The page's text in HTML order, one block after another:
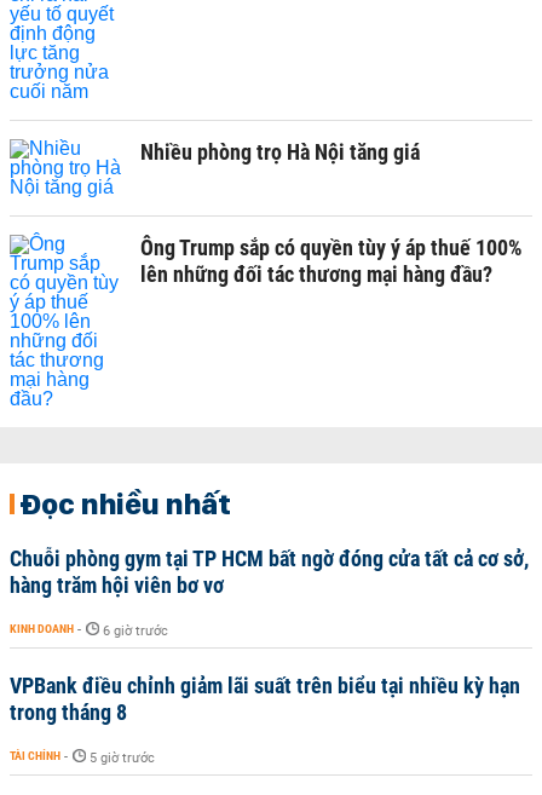
Nhiều phòng trọ Hà Nội tăng giá
Ông Trump sắp có quyền tùy ý áp thuế 100%
lên những đối tác thương mại hàng đầu?
Đọc nhiều nhất
Chuỗi phòng gym tại TP HCM bất ngờ đóng cửa tất cả cơ sở,
hàng trăm hội viên bơ vơ
KINH DOANH - 6 giờ trước
VPBank điều chỉnh giảm lãi suất trên biểu tại nhiều kỳ hạn
trong tháng 8
TÀI CHÍNH - 5 giờ trước